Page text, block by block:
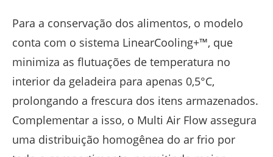
Para a conservação dos alimentos, o modelo
conta com o sistema LinearCooling+™, que
minimiza as flutuações de temperatura no
interior da geladeira para apenas 0,5°C,
prolongando a frescura dos itens armazenados.
Complementar a isso, o Multi Air Flow assegura
uma distribuição homogênea do ar frio por